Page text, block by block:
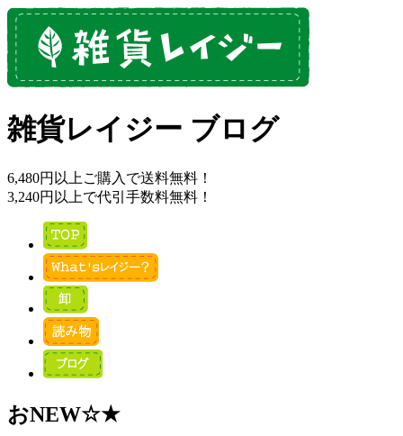
雑貨レイジー ブログ
6,480円以上ご購入で送料無料！
3,240円以上で代引手数料無料！
おNEW☆★